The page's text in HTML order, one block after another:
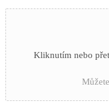
Kliknutím nebo